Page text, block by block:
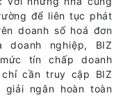
để liên tục phát
doanh số hoá đơn
nghiệp, BIZ
tín chấp doanh
cần truy cập BIZ
giải ngân hoàn toàn